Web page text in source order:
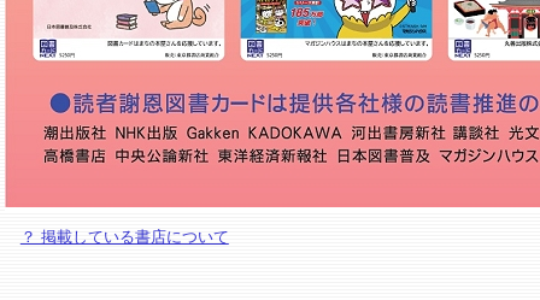
？ 掲載している書店について